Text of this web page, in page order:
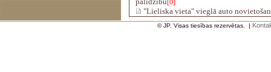
[0]
"Lieliska vieta" vieglā auto
© JP. Visas tiesības rezervētas. |